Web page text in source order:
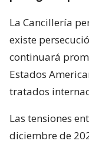
La Cancillería
existe
continuará
Estados
tratados
Las tensiones
diciembre de